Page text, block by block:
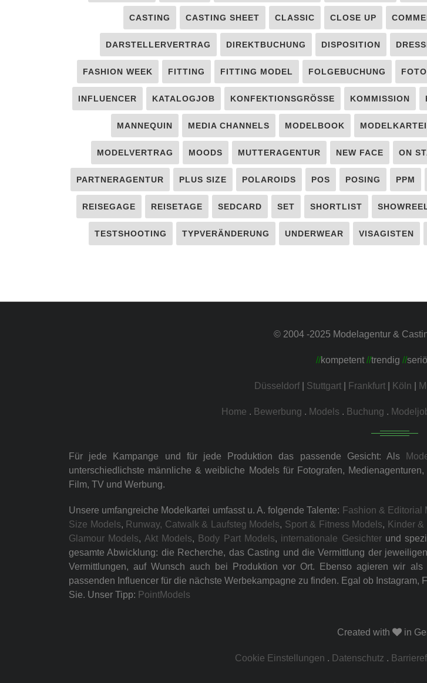
CASTING CASTING SHEET CLASSIC CLOSE UP
DARSTELLERVERTRAG DIREKTBUCHUNG DISPOSITION
FASHION WEEK FITTING FITTING MODEL FOLGEBUCHUNG
INFLUENCER KATALOGJOB KONFEKTIONSGRÖSSE KOMMISSION
MANNEQUIN MEDIA CHANNELS MODELBOOK MODELKARTEI
MODELVERTRAG MOODS MUTTERAGENTUR NEW FACE ON
PARTNERAGENTUR PLUS SIZE POLAROIDS POS POSING PPM
REISEGAGE REISETAGE SEDCARD SET SHORTLIST
TESTSHOOTING TYPVERÄNDERUNG UNDERWEAR VISAGISTEN
© 2004 -2025 Modelagentur &
//kompetent //trendig //
Düsseldorf| Stuttgart Frankfurt Köln
Home . Bewerbung . Models . Buchung .
Für jede Kampange und für jede Produktion das passende Gesicht: Als
unterschiedlichste männliche & weibliche Models für Fotografen,
Film, TV und Werbung.
Unsere umfangreiche Modelkartei umfasst u. A. folgende Talente: Fashion & Editorial
Size Models, Runway, Catwalk & Laufsteg Models, Sport & Fitness Models, Kinder
Glamour Models, Akt Models, Body Part Models, internationale Gesichterund
gesamte Abwicklung: die Recherche, das Casting und die Vermittlung der
Vermittlungen, auf Wunsch auch bei Produktion vor Ort. Ebenso agieren wir als
passenden Influencer für die nächste Werbekampagne zu finden. Egal ob
Sie. Unser Tipp: PointModels
Created with in
Cookie Einstellungen . Datenschutz .